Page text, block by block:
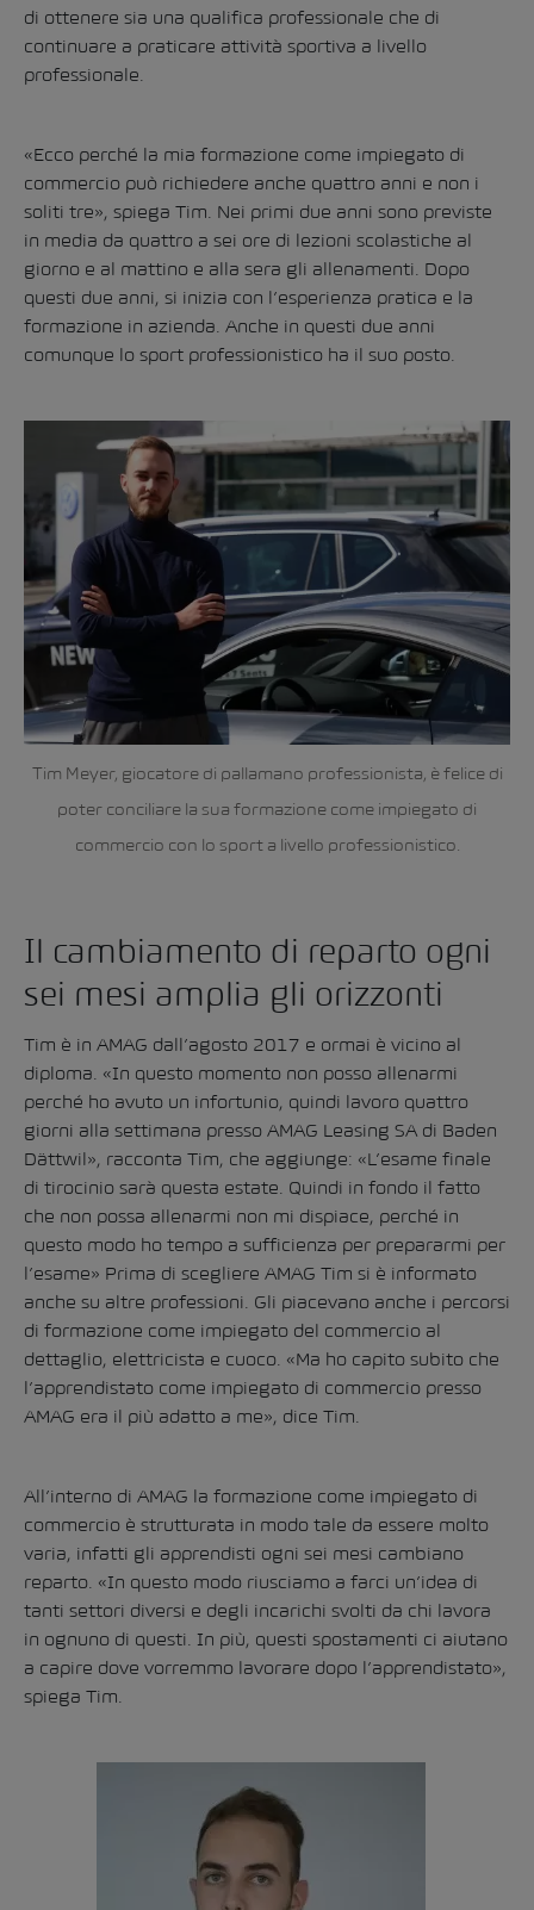
di ottenere sia una qualifica professionale che di
continuare a praticare attività sportiva a livello
professionale.
«Ecco perché la mia formazione come impiegato di
commercio può richiedere anche quattro anni e non i
soliti tre», spiega Tim. Nei primi due anni sono previste
in media da quattro a sei ore di lezioni scolastiche al
giorno e al mattino e alla sera gli allenamenti. Dopo
questi due anni, si inizia con l’esperienza pratica e la
formazione in azienda. Anche in questi due anni
comunque lo sport professionistico ha il suo posto.
Tim Meyer, giocatore di pallamano professionista, è felice di
poter conciliare la sua formazione come impiegato di
commercio con lo sport a livello professionistico.
Il cambiamento di reparto ogni
sei mesi amplia gli orizzonti
Tim è in AMAG dall’agosto 2017 e ormai è vicino al
diploma. «In questo momento non posso allenarmi
perché ho avuto un infortunio, quindi lavoro quattro
giorni alla settimana presso AMAG Leasing SA di Baden
Dättwil», racconta Tim, che aggiunge: «L’esame finale
di tirocinio sarà questa estate. Quindi in fondo il fatto
che non possa allenarmi non mi dispiace, perché in
questo modo ho tempo a sufficienza per prepararmi per
l’esame» Prima di scegliere AMAG Tim si è informato
anche su altre professioni. Gli piacevano anche i percorsi
di formazione come impiegato del commercio al
dettaglio, elettricista e cuoco. «Ma ho capito subito che
l’apprendistato come impiegato di commercio presso
AMAG era il più adatto a me», dice Tim.
All’interno di AMAG la formazione come impiegato di
commercio è strutturata in modo tale da essere molto
varia, infatti gli apprendisti ogni sei mesi cambiano
reparto. «In questo modo riusciamo a farci un’idea di
tanti settori diversi e degli incarichi svolti da chi lavora
in ognuno di questi. In più, questi spostamenti ci aiutano
a capire dove vorremmo lavorare dopo l’apprendistato»,
spiega Tim.